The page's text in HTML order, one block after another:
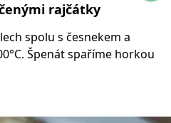
rajčátky
spolu s česnekem a
Špenát spaříme horkou